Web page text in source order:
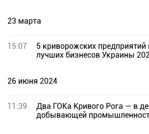
23 марта
15:07
5 криворожских
лучших бизнесов Украины
26 июня 2024
11:39
Два ГОКа Кривого Рога — в
добывающей